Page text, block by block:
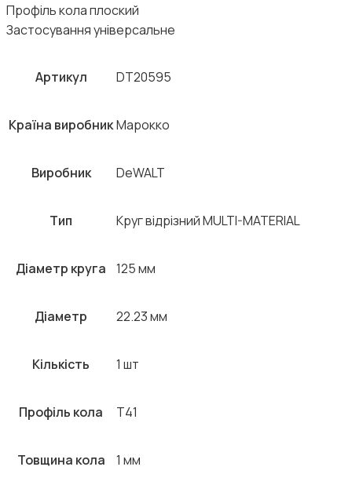
Профіль кола плоский
Застосування універсальне
Артикул DT20595
Країна виробникМарокко
Виробник DeWALT
Тип Круг відрізний MULTI-MATERIAL
Діаметр круга 125 мм
Діаметр 22.23 мм
Кількість 1 шт
Профіль кола T41
Товщина кола 1 мм